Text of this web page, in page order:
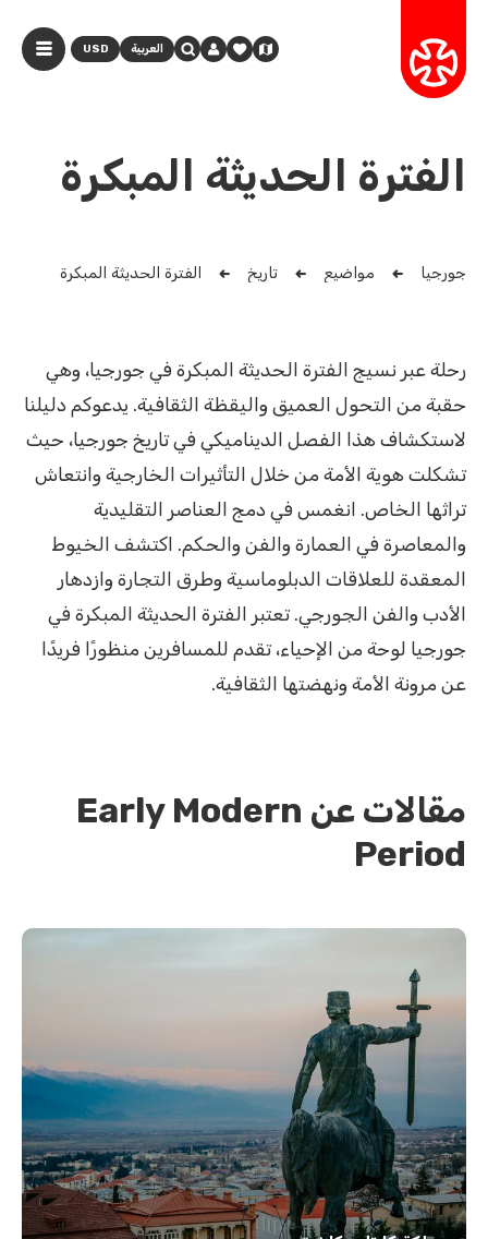
العربية USD
الفترة الحديثة المبكرة
جورجيا مواضيع تاريخ الفترة الحديثة المبكرة
رحلة عبر نسيج الفترة الحديثة المبكرة في جورجيا، وهي
حقبة من التحول العميق واليقظة الثقافية. يدعوكم دليلنا
لاستكشاف هذا الفصل الديناميكي في تاريخ جورجيا، حيث
تشكلت هوية الأمة من خلال التأثيرات الخارجية وانتعاش
تراثها الخاص. انغمس في دمج العناصر التقليدية
والمعاصرة في العمارة والفن والحكم. اكتشف الخيوط
المعقدة للعلاقات الدبلوماسية وطرق التجارة وازدهار
الأدب والفن الجورجي. تعتبر الفترة الحديثة المبكرة في
جورجيا لوحة من الإحياء، تقدم للمسافرين منظورًا فريدًا
عن مرونة الأمة ونهضتها الثقافية.
مقالات عن Early Modern
Period